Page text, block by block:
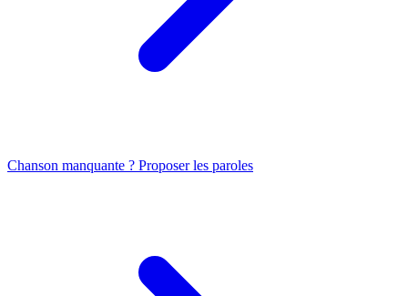
Chanson manquante ? Proposer les paroles